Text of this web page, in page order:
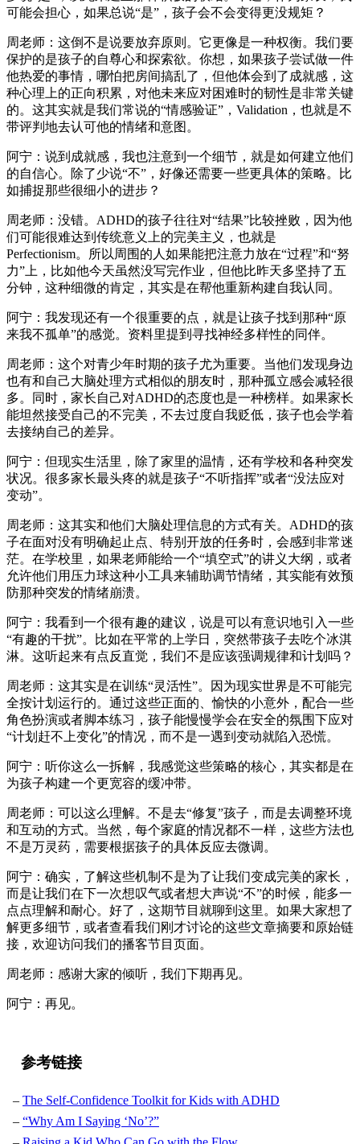
可能会担心，如果总说“是”，孩子会不会变得更没规矩？
周老师：这倒不是说要放弃原则。它更像是一种权衡。我们要
保护的是孩子的自尊心和探索欲。你想，如果孩子尝试做一件
他热爱的事情，哪怕把房间搞乱了，但他体会到了成就感，这
种心理上的正向积累，对他未来应对困难时的韧性是非常关键
的。这其实就是我们常说的“情感验证”，Validation，也就是不
带评判地去认可他的情绪和意图。
阿宁：说到成就感，我也注意到一个细节，就是如何建立他们
的自信心。除了少说“不”，好像还需要一些更具体的策略。比
如捕捉那些很细小的进步？
周老师：没错。ADHD的孩子往往对“结果”比较挫败，因为他
们可能很难达到传统意义上的完美主义，也就是
Perfectionism。所以周围的人如果能把注意力放在“过程”和“努
力”上，比如他今天虽然没写完作业，但他比昨天多坚持了五
分钟，这种细微的肯定，其实是在帮他重新构建自我认同。
阿宁：我发现还有一个很重要的点，就是让孩子找到那种“原
来我不孤单”的感觉。资料里提到寻找神经多样性的同伴。
周老师：这个对青少年时期的孩子尤为重要。当他们发现身边
也有和自己大脑处理方式相似的朋友时，那种孤立感会减轻很
多。同时，家长自己对ADHD的态度也是一种榜样。如果家长
能坦然接受自己的不完美，不去过度自我贬低，孩子也会学着
去接纳自己的差异。
阿宁：但现实生活里，除了家里的温情，还有学校和各种突发
状况。很多家长最头疼的就是孩子“不听指挥”或者“没法应对
变动”。
周老师：这其实和他们大脑处理信息的方式有关。ADHD的孩
子在面对没有明确起止点、特别开放的任务时，会感到非常迷
茫。在学校里，如果老师能给一个“填空式”的讲义大纲，或者
允许他们用压力球这种小工具来辅助调节情绪，其实能有效预
防那种突发的情绪崩溃。
阿宁：我看到一个很有趣的建议，说是可以有意识地引入一些
“有趣的干扰”。比如在平常的上学日，突然带孩子去吃个冰淇
淋。这听起来有点反直觉，我们不是应该强调规律和计划吗？
周老师：这其实是在训练“灵活性”。因为现实世界是不可能完
全按计划运行的。通过这些正面的、愉快的小意外，配合一些
角色扮演或者脚本练习，孩子能慢慢学会在安全的氛围下应对
“计划赶不上变化”的情况，而不是一遇到变动就陷入恐慌。
阿宁：听你这么一拆解，我感觉这些策略的核心，其实都是在
为孩子构建一个更宽容的缓冲带。
周老师：可以这么理解。不是去“修复”孩子，而是去调整环境
和互动的方式。当然，每个家庭的情况都不一样，这些方法也
不是万灵药，需要根据孩子的具体反应去微调。
阿宁：确实，了解这些机制不是为了让我们变成完美的家长，
而是让我们在下一次想叹气或者想大声说“不”的时候，能多一
点点理解和耐心。好了，这期节目就聊到这里。如果大家想了
解更多细节，或者查看我们刚才讨论的这些文章摘要和原始链
接，欢迎访问我们的播客节目页面。
周老师：感谢大家的倾听，我们下期再见。
阿宁：再见。
参考链接
The Self-Confidence Toolkit for Kids with ADHD
“Why Am I Saying ‘No’?”